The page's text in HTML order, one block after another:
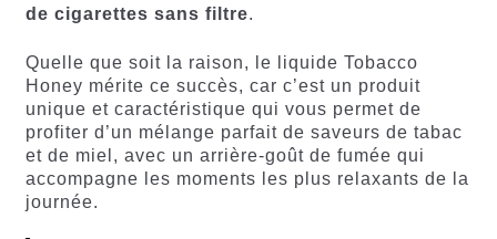
de cigarettes sans filtre.
Quelle que soit la raison, le liquide Tobacco
Honey mérite ce succès, car c’est un produit
unique et caractéristique qui vous permet de
profiter d’un mélange parfait de saveurs de tabac
et de miel, avec un arrière-goût de fumée qui
accompagne les moments les plus relaxants de la
journée.